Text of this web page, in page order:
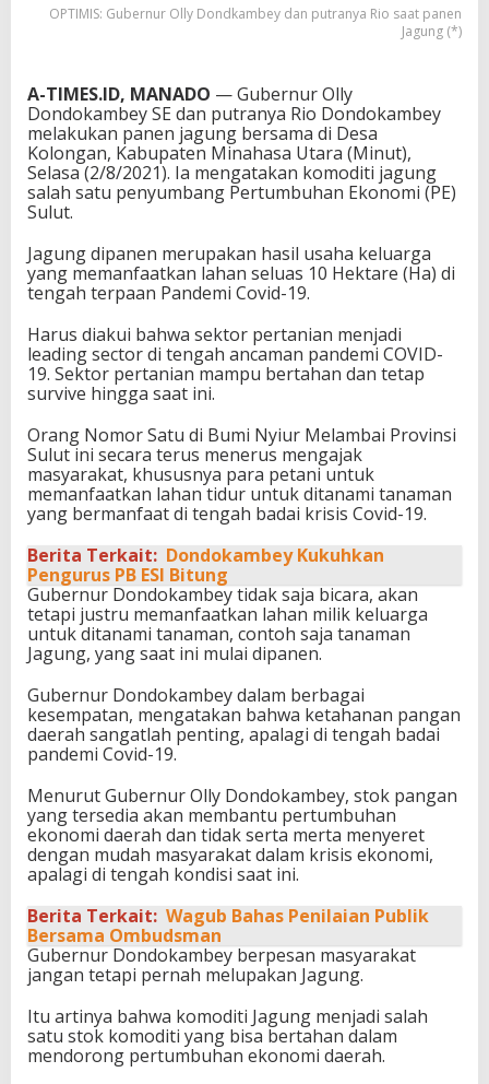
OPTIMIS: Gubernur Olly Dondkambey dan putranya Rio saat panen
Jagung (*)
A-TIMES.ID, MANADO — Gubernur Olly
Dondokambey SE dan putranya Rio Dondokambey
melakukan panen jagung bersama di Desa
Kolongan, Kabupaten Minahasa Utara (Minut),
Selasa (2/8/2021). Ia mengatakan komoditi jagung
salah satu penyumbang Pertumbuhan Ekonomi (PE)
Sulut.
Jagung dipanen merupakan hasil usaha keluarga
yang memanfaatkan lahan seluas 10 Hektare (Ha) di
tengah terpaan Pandemi Covid-19.
Harus diakui bahwa sektor pertanian menjadi
leading sector di tengah ancaman pandemi COVID-
19. Sektor pertanian mampu bertahan dan tetap
survive hingga saat ini.
Orang Nomor Satu di Bumi Nyiur Melambai Provinsi
Sulut ini secara terus menerus mengajak
masyarakat, khususnya para petani untuk
memanfaatkan lahan tidur untuk ditanami tanaman
yang bermanfaat di tengah badai krisis Covid-19.
Berita Terkait: Dondokambey Kukuhkan
Pengurus PB ESI Bitung
Gubernur Dondokambey tidak saja bicara, akan
tetapi justru memanfaatkan lahan milik keluarga
untuk ditanami tanaman, contoh saja tanaman
Jagung, yang saat ini mulai dipanen.
Gubernur Dondokambey dalam berbagai
kesempatan, mengatakan bahwa ketahanan pangan
daerah sangatlah penting, apalagi di tengah badai
pandemi Covid-19.
Menurut Gubernur Olly Dondokambey, stok pangan
yang tersedia akan membantu pertumbuhan
ekonomi daerah dan tidak serta merta menyeret
dengan mudah masyarakat dalam krisis ekonomi,
apalagi di tengah kondisi saat ini.
Berita Terkait: Wagub Bahas Penilaian Publik
Bersama Ombudsman
Gubernur Dondokambey berpesan masyarakat
jangan tetapi pernah melupakan Jagung.
Itu artinya bahwa komoditi Jagung menjadi salah
satu stok komoditi yang bisa bertahan dalam
mendorong pertumbuhan ekonomi daerah.